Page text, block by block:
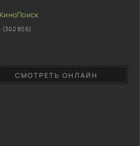
СМОТРЕТЬ ОНЛАЙН
(302 856)